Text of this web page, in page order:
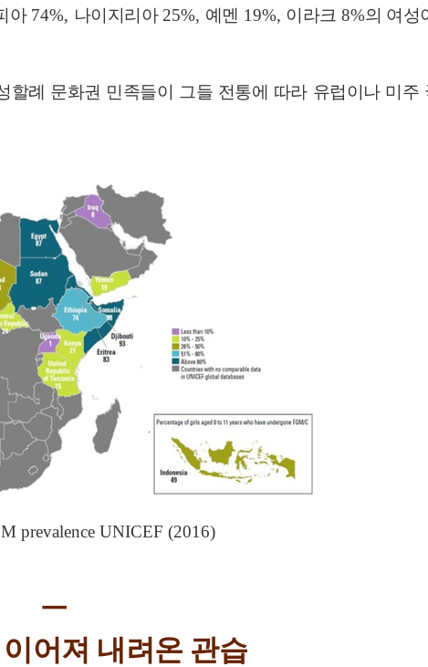
아 74%, 나이지리아 25%, 예멘 19%, 이라크 8%의 여성
할례 문화권 민족들이 그들 전통에 따라 유럽이나 미주
prevalence UNICEF (2016)
ㅡ
어져 내려온 관습